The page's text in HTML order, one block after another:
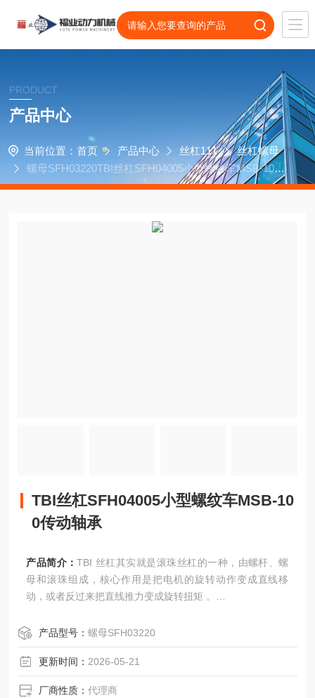
PRODUCT
产品中心
当前位置： 首页 产品中心 丝杠111
丝杠螺母
螺母SFH03220TBI丝杠SFH04005小型螺纹车MSB-100
传动轴承
TBI丝杠SFH04005小型螺纹车MSB-10
0传动轴承
产品简介：TBI 丝杠其实就是滚珠丝杠的一种，由螺杆、螺
母和滚珠组成，核心作用是把电机的旋转动作变成直线移
动，或者反过来把直线推力变成旋转扭矩 。
产品型号：螺母SFH03220
更新时间： 2026-05-21
厂商性质：代理商